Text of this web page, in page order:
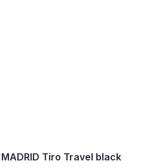
Tiro Travel black